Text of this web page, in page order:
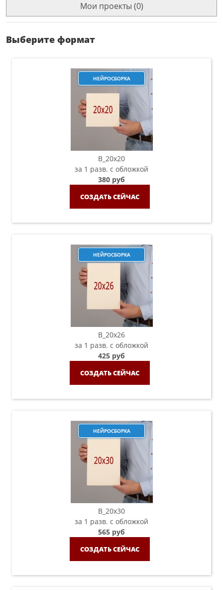
Мои проекты (0)
Выберите формат
НЕЙРОСБОРКА
B_20х20
за 1 разв. с обложкой
380 руб
СОЗДАТЬ СЕЙЧАС
НЕЙРОСБОРКА
B_20х26
за 1 разв. с обложкой
425 руб
СОЗДАТЬ СЕЙЧАС
НЕЙРОСБОРКА
B_20х30
за 1 разв. с обложкой
565 руб
СОЗДАТЬ СЕЙЧАС